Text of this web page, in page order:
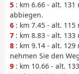
5 : km 6.66 - alt.
abbiegen.
6 : km 7.45 - alt. 115
7 : km 8.83 - alt. 133
8 : km 9.14 - alt.
nehmen Sie den
9 : km 10.66 - alt.